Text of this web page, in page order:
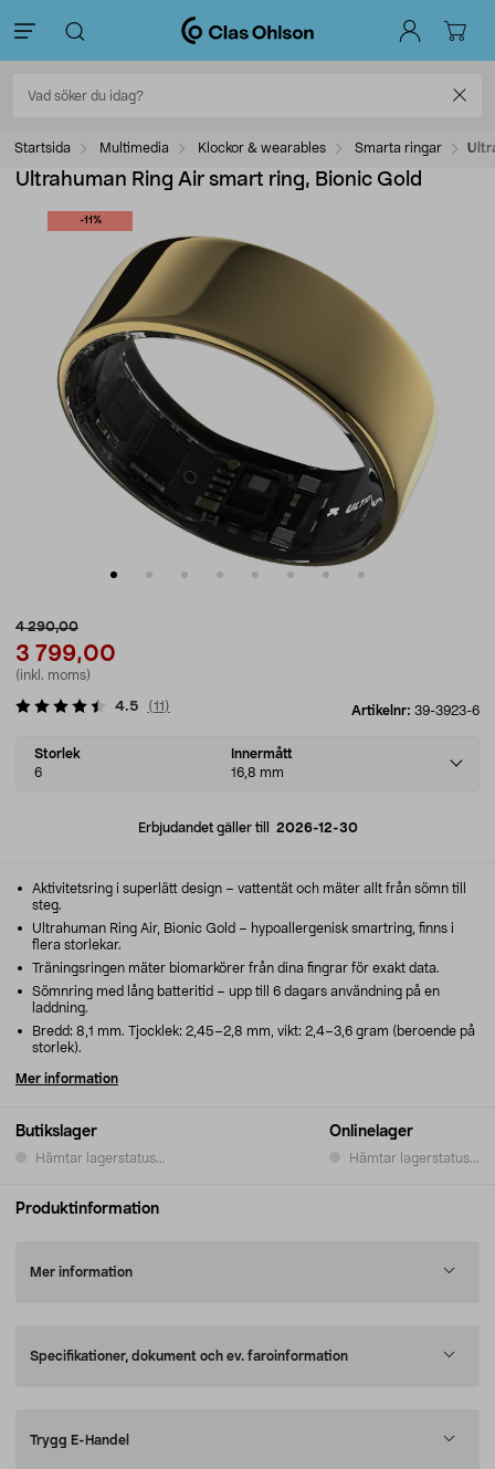
Startsida Multimedia Klockor & wearables Smarta ringar
Ultrahuman Ring Air smart ring, Bionic Gold
-11%
4 290,00
3 799,00
(inkl. moms)
Artikelnr: 39-3923-6
4.5 (11 )
Select
variant
Storlek
6
Innermått
16,8 mm
Erbjudandet gäller till 2026-12-30
Butikslager
Hämtar lagerstatus...
Onlinelager
Hämtar lagerstatus...
Aktivitetsring i superlätt design – vattentät och mäter allt från sömn till
steg.
Ultrahuman Ring Air, Bionic Gold – hypoallergenisk smartring, finns i
flera storlekar.
Träningsringen mäter biomarkörer från dina fingrar för exakt data.
Sömnring med lång batteritid – upp till 6 dagars användning på en
laddning.
Bredd: 8,1 mm. Tjocklek: 2,45–2,8 mm, vikt: 2,4–3,6 gram (beroende på
storlek).
Mer information
Produktinformation
Mer information
Specifikationer, dokument och ev. faroinformation
Trygg E-Handel